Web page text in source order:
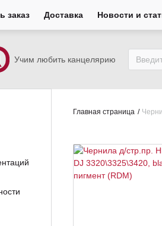
заказ Доставка Новости и
Учим любить канцелярию
Главная страница